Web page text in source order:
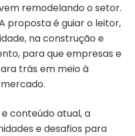
remodelando o setor.
proposta é guiar o leitor,
na construção e
para que empresas e
trás em meio à
conteúdo atual, a
e desafios para